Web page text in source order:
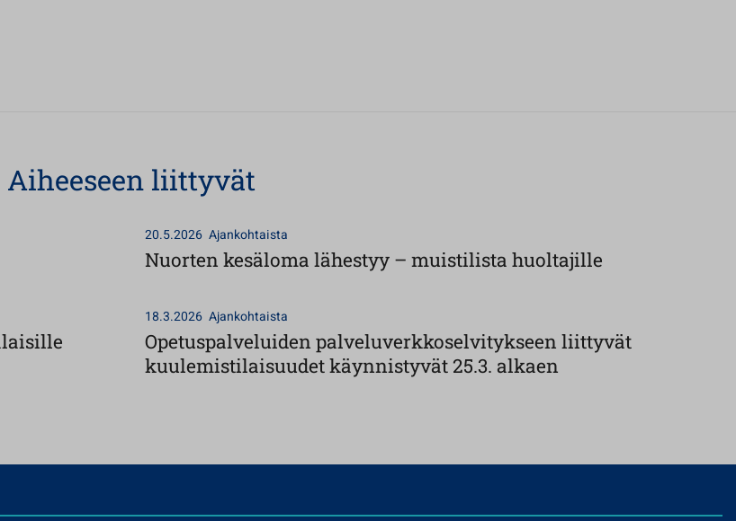
Aiheeseen liittyvät
20.5.2026 Ajankohtaista
Nuorten kesäloma lähestyy – muistilista huoltajille
18.3.2026 Ajankohtaista
Opetuspalveluiden palveluverkkoselvitykseen liittyvät
kuulemistilaisuudet käynnistyvät 25.3. alkaen